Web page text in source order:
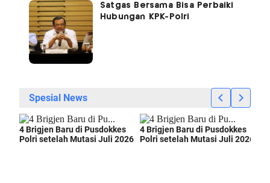
Satgas Bersama Bisa Perbaiki
Hubungan KPK-Polri